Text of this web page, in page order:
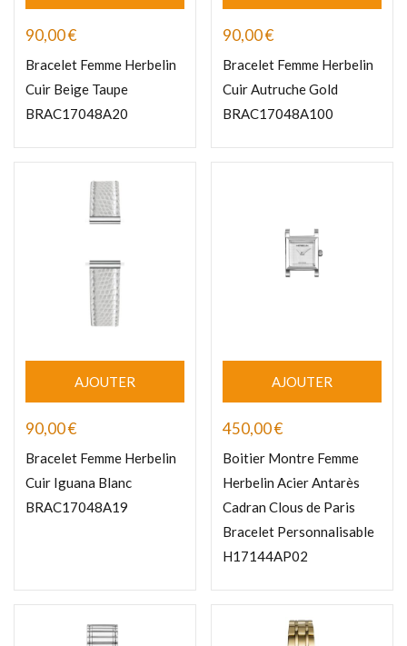
90,00€
Bracelet Femme Herbelin
Cuir Beige Taupe
BRAC17048A20
90,00€
Bracelet Femme Herbelin
Cuir Autruche Gold
BRAC17048A100
AJOUTER
90,00€
Bracelet Femme Herbelin
Cuir Iguana Blanc
BRAC17048A19
AJOUTER
450,00€
Boitier Montre Femme
Herbelin Acier Antarès
Cadran Clous de Paris
Bracelet Personnalisable
H17144AP02